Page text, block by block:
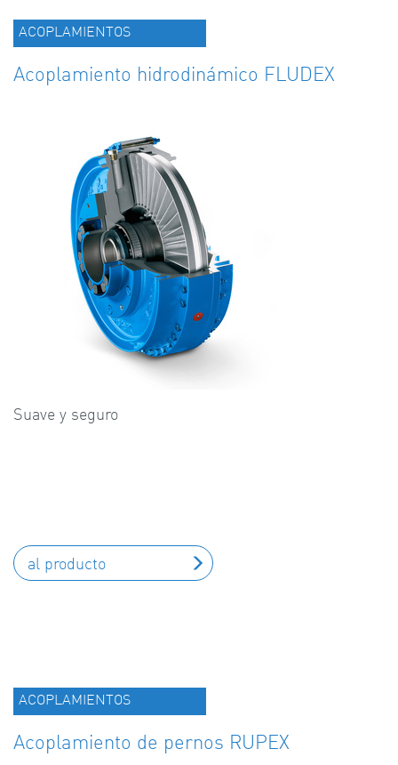
ACOPLAMIENTOS
Acoplamiento hidrodinámico FLUDEX
Suave y seguro
al producto
ACOPLAMIENTOS
Acoplamiento de pernos RUPEX